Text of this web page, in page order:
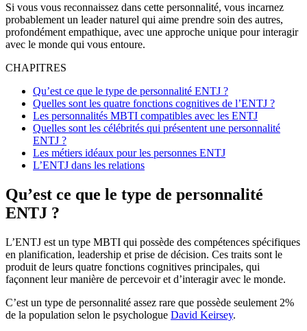
Si vous vous reconnaissez dans cette personnalité, vous incarnez
probablement un leader naturel qui aime prendre soin des autres,
profondément empathique, avec une approche unique pour interagir
avec le monde qui vous entoure.
CHAPITRES
Qu’est ce que le type de personnalité ENTJ ?
Quelles sont les quatre fonctions cognitives de l’ENTJ ?
Les personnalités MBTI compatibles avec les ENTJ
Quelles sont les célébrités qui présentent une personnalité
ENTJ ?
Les métiers idéaux pour les personnes ENTJ
L’ENTJ dans les relations
Qu’est ce que le type de personnalité
ENTJ ?
L’ENTJ est un type MBTI qui possède des compétences spécifiques
en planification, leadership et prise de décision. Ces traits sont le
produit de leurs quatre fonctions cognitives principales, qui
façonnent leur manière de percevoir et d’interagir avec le monde.
C’est un type de personnalité assez rare que possède seulement 2%
de la population selon le psychologue David Keirsey.